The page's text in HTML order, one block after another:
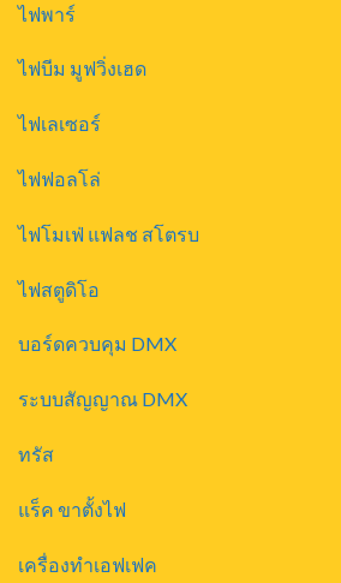
ไฟพาร์
ไฟบีม มูฟวิ่งเฮด
ไฟเลเซอร์
ไฟฟอลโล่
ไฟโมเฟ่ แฟลช สโตรบ
ไฟสตูดิโอ
บอร์ดควบคุม DMX
ระบบสัญญาณ DMX
ทรัส
แร็ค ขาตั้งไฟ
เครื่องทำเอฟเฟค